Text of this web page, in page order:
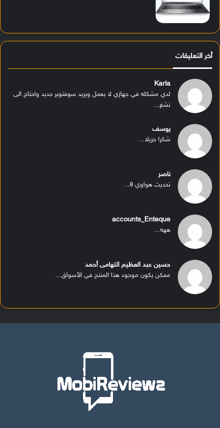
أخر التعليقات
Karla
لدي مشكله في جهازي لا يعمل ويريد سوفتوير جديد واحتاج الى
تشغ...
يوسف
شكرا جزيلا...
ناصر
تحديث هواوي 8...
accounts_Enteque
ههه...
حسين عبد العظيم التهامى أحمد
ممكن يكون موجود هذا المنتج في الأسواق...